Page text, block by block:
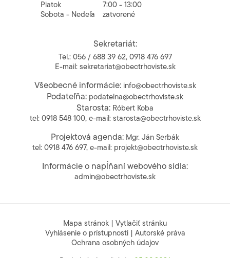
Piatok
7:00 - 13:00
Sobota - Nedeľa
zatvorené
Sekretariát:
Tel.: 056 / 688 39 62, 0918 476 697
E-mail: sekretariat@obectrhoviste.sk
Všeobecné informácie: info@obectrhoviste.sk
Podateľňa: podatelna@obectrhoviste.sk
Starosta: Róbert Koba
tel: 0918 548 100, e-mail: starosta@obectrhoviste.sk
Projektová agenda: Mgr. Ján Serbák
tel: 0918 476 697, e-mail: projekt@obectrhoviste.sk
Informácie o napĺňaní webového sídla:
admin@obectrhoviste.sk
Mapa stránok
Vytlačiť stránku
Vyhlásenie o prístupnosti| Autorské práva
Ochrana osobných údajov